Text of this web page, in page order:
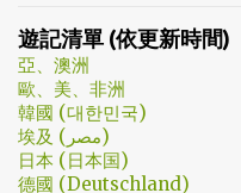
劇了；接著至安把都俊永代表
的劇集，難倒是推理劇嗎? 但
是家庭劇嗎? 說到家庭劇，這
是在大哥被罵，媽媽放下便當
我知道，我放不下這部劇了。
放手。結尾細節就不說了，硬
期了… 在花了幾個小時試了一
遊記清單 (依更新時間)
亞、澳洲
歐、美、非洲
韓國 (대한민국)
埃及 (مصر)
日本 (日本国)
德國 (Deutschland)